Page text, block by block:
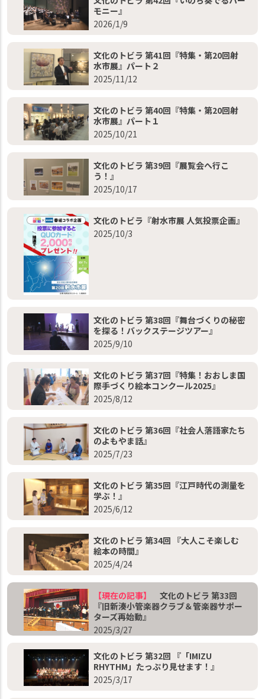
モニー』
2026/1/9
文化のトビラ 第41回『特集・第20回射
水市展』パート２
2025/11/12
文化のトビラ 第40回『特集・第20回射
水市展』パート１
2025/10/21
文化のトビラ 第39回『展覧会へ行こ
う！』
2025/10/17
文化のトビラ『射水市展 人気投票企画』
2025/10/3
文化のトビラ 第38回『舞台づくりの秘密
を探る！バックステージツアー』
2025/9/10
文化のトビラ 第37回『特集！おおしま国
際手づくり絵本コンクール2025』
2025/8/12
文化のトビラ 第36回『社会人落語家たち
のよもやま話』
2025/7/23
文化のトビラ 第35回『江戸時代の測量を
学ぶ！』
2025/6/12
文化のトビラ 第34回 『大人こそ楽しむ
絵本の時間』
2025/4/24
【現在の記事】
文化のトビラ 第33回
『旧新湊小管楽器クラブ＆管楽器サポー
ターズ再始動』
2025/3/27
文化のトビラ 第32回 『「IMIZU
RHYTHM」たっぷり見せます！』
2025/3/17